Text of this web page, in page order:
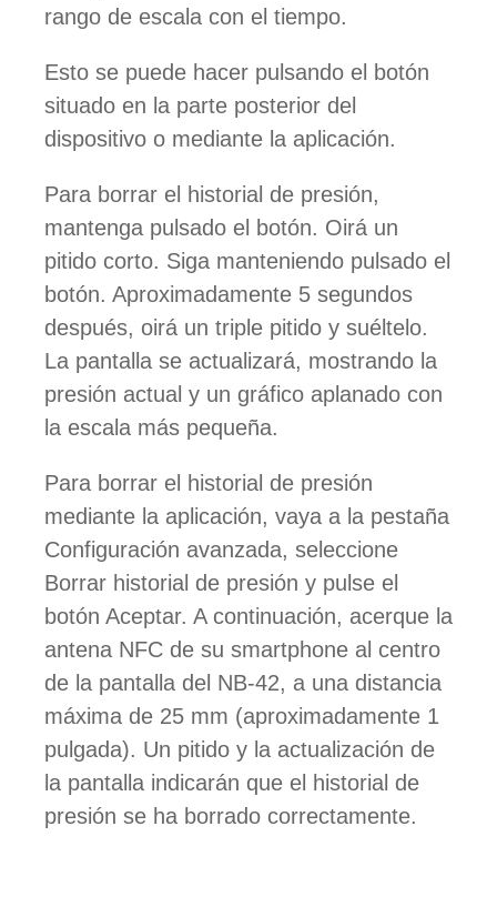
rango de escala con el tiempo.
Esto se puede hacer pulsando el botón
situado en la parte posterior del
dispositivo o mediante la aplicación.
Para borrar el historial de presión,
mantenga pulsado el botón. Oirá un
pitido corto. Siga manteniendo pulsado el
botón. Aproximadamente 5 segundos
después, oirá un triple pitido y suéltelo.
La pantalla se actualizará, mostrando la
presión actual y un gráfico aplanado con
la escala más pequeña.
Para borrar el historial de presión
mediante la aplicación, vaya a la pestaña
Configuración avanzada, seleccione
Borrar historial de presión y pulse el
botón Aceptar. A continuación, acerque la
antena NFC de su smartphone al centro
de la pantalla del NB-42, a una distancia
máxima de 25 mm (aproximadamente 1
pulgada). Un pitido y la actualización de
la pantalla indicarán que el historial de
presión se ha borrado correctamente.